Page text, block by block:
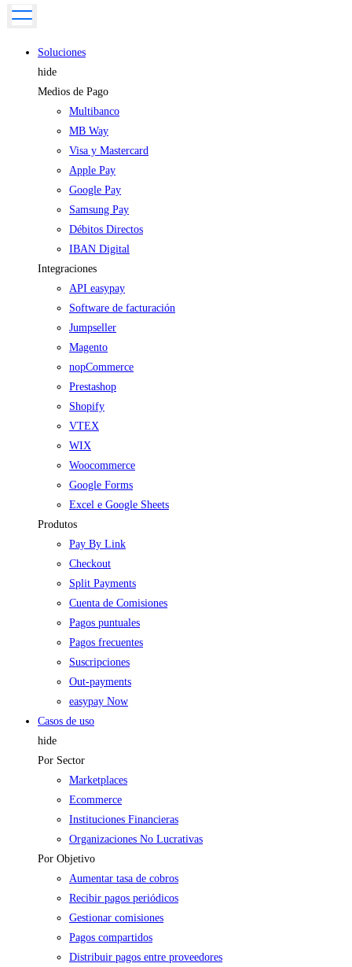
Soluciones
hide
Medios de Pago
Multibanco
MB Way
Visa y Mastercard
Apple Pay
Google Pay
Samsung Pay
Débitos Directos
IBAN Digital
Integraciones
API easypay
Software de facturación
Jumpseller
Magento
nopCommerce
Prestashop
Shopify
VTEX
WIX
Woocommerce
Google Forms
Excel e Google Sheets
Produtos
Pay By Link
Checkout
Split Payments
Cuenta de Comisiones
Pagos puntuales
Pagos frecuentes
Suscripciones
Out-payments
easypay Now
Casos de uso
hide
Por Sector
Marketplaces
Ecommerce
Instituciones Financieras
Organizaciones No Lucrativas
Por Objetivo
Aumentar tasa de cobros
Recibir pagos periódicos
Gestionar comisiones
Pagos compartidos
Distribuir pagos entre proveedores